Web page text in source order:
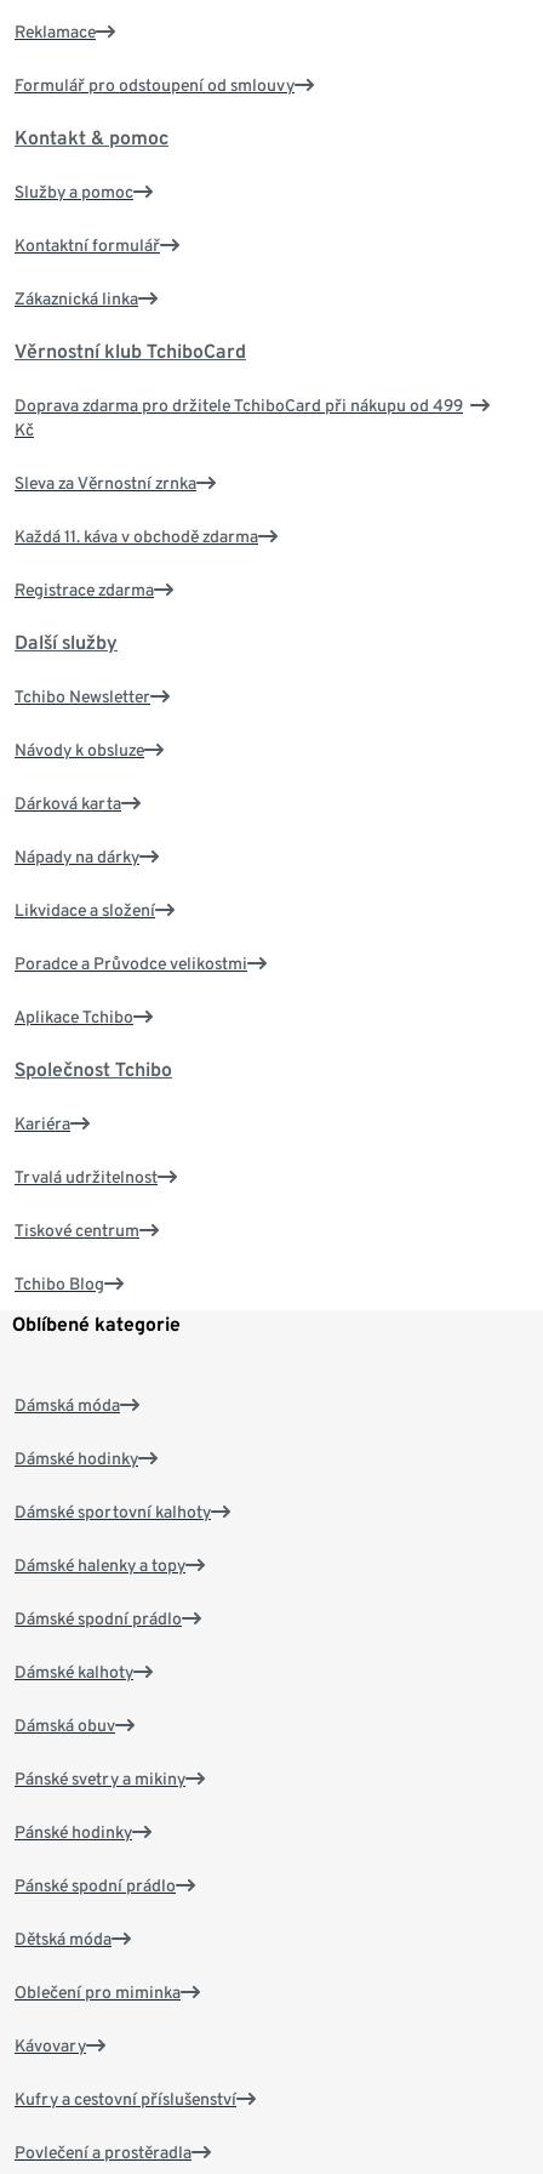
Reklamace
Formulář pro odstoupení od smlouvy
Kontakt & pomoc
Služby a pomoc
Kontaktní formulář
Zákaznická linka
Věrnostní klub TchiboCard
Doprava zdarma pro držitele TchiboCard při nákupu od 499
Kč
Sleva za Věrnostní zrnka
Každá 11. káva v obchodě zdarma
Registrace zdarma
Další služby
Tchibo Newsletter
Návody k obsluze
Dárková karta
Nápady na dárky
Likvidace a složení
Poradce a Průvodce velikostmi
Aplikace Tchibo
Společnost Tchibo
Kariéra
Trvalá udržitelnost
Tiskové centrum
Tchibo Blog
Oblíbené kategorie
Dámská móda
Dámské hodinky
Dámské sportovní kalhoty
Dámské halenky a topy
Dámské spodní prádlo
Dámské kalhoty
Dámská obuv
Pánské svetry a mikiny
Pánské hodinky
Pánské spodní prádlo
Dětská móda
Oblečení pro miminka
Kávovary
Kufry a cestovní příslušenství
Povlečení a prostěradla